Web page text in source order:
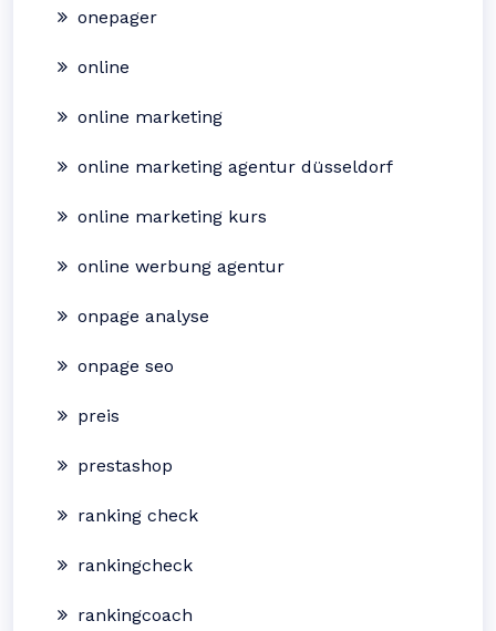
onepager
online
online marketing
online marketing agentur düsseldorf
online marketing kurs
online werbung agentur
onpage analyse
onpage seo
preis
prestashop
ranking check
rankingcheck
rankingcoach